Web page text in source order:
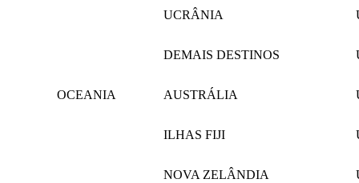
UCRÂNIA
DEMAIS DESTINOS
OCEANIA AUSTRÁLIA
ILHAS FIJI
NOVA ZELÂNDIA